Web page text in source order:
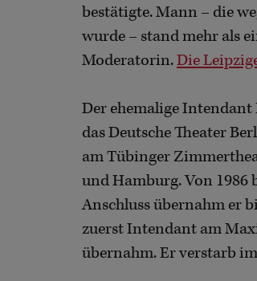
bestätigte. Mann – die
wurde – stand mehr als
Moderatorin.Die
Der ehemalige Intendant
das Deutsche Theater
am Tübinger
und Hamburg. Von 1986
Anschluss übernahm er
zuerst Intendant am
übernahm. Er verstarb